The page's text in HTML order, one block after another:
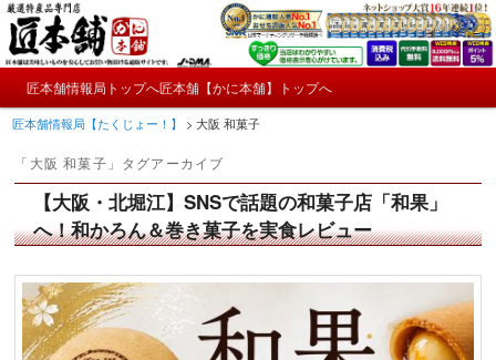
メ
イ
ン
ン
テ
サ
ブ
コ
テ
ン
匠本舗情報局【たくじょー！】
かにやおせちについてのおもしろ情報や興味深い記事をお届けします。
ン
メ
イ
ン
コ
テ
ン
サ
ブ
コ
ン
ン
ツ
匠本舗情報局トップへ匠本舗【かに本舗】トップへ
匠本舗情報局【たくじょー！】 >大阪 和菓子
「 大阪 和菓子 」タグアーカイブ
【大阪・北堀江】SNSで話題の和菓子店「和果」
へ！和かろん＆巻き菓子を実食レビュー